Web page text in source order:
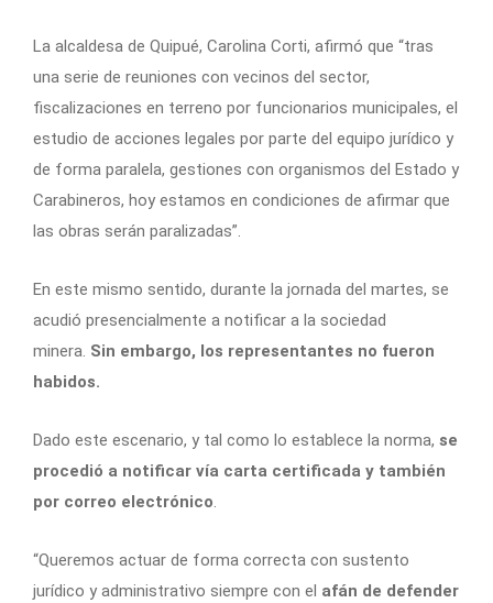
La alcaldesa de Quipué, Carolina Corti, afirmó que “tras
una serie de reuniones con vecinos del sector,
fiscalizaciones en terreno por funcionarios municipales, el
estudio de acciones legales por parte del equipo jurídico y
de forma paralela, gestiones con organismos del Estado y
Carabineros, hoy estamos en condiciones de afirmar que
las obras serán paralizadas”.
En este mismo sentido, durante la jornada del martes, se
acudió presencialmente a notificar a la sociedad
minera. Sin embargo, los representantes no fueron
habidos.
Dado este escenario, y tal como lo establece la norma, se
procedió a notificar vía carta certificada y también
por correo electrónico.
“Queremos actuar de forma correcta con sustento
jurídico y administrativo siempre con el afán de defender